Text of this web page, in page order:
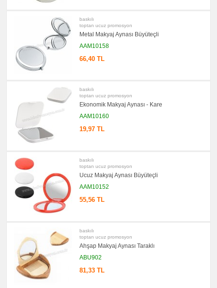
baskılı
toptan ucuz promosyon
Metal Makyaj Aynası Büyüteçli
AAM10158
66,40 TL
baskılı
toptan ucuz promosyon
Ekonomik Makyaj Aynası - Kare
AAM10160
19,97 TL
baskılı
toptan ucuz promosyon
Ucuz Makyaj Aynası Büyüteçli
AAM10152
55,56 TL
baskılı
toptan ucuz promosyon
Ahşap Makyaj Aynası Taraklı
ABU902
81,33 TL
Notluk
Seti
Tutucu
promosyon
Ürünler